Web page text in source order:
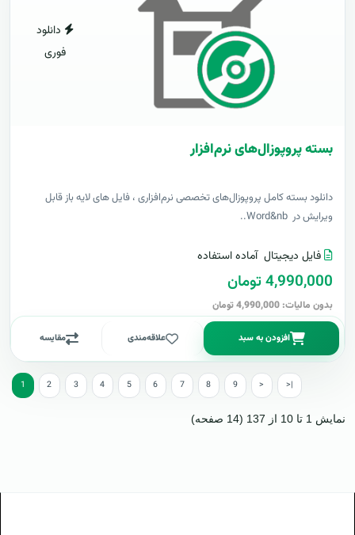
دانلود
فوری
بسته پروپوزال‌های نرم‌افزار
دانلود بسته کامل پروپوزال‌های تخصصی نرم‌افزاری ، فایل های لایه باز قابل
ویرایش در Word&nb..
فایل دیجیتال آماده استفاده
4,990,000 تومان
بدون مالیات: 4,990,000 تومان
افزودن به سبد علاقه‌مندی مقایسه
1 2 3 4 5 6 7 8 9 > >|
نمایش 1 تا 10 از 137 (14 صفحه)